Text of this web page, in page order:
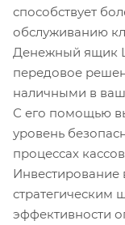
способствует
обслуживанию
Денежный ящик
передовое
наличными в
С его помощью
уровень
процессах
эффективности